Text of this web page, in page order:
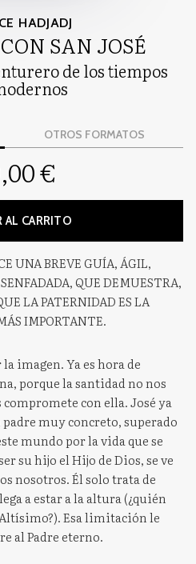
HADJADJ
SAN JOSÉ
de los tiempos
OTROS FORMATOS
€
AL CARRITO
UNA BREVE GUÍA, ÁGIL,
QUE DEMUESTRA,
LA PATERNIDAD ES LA
IMPORTANTE.
imagen. Ya es hora de
porque la santidad no nos
con ella. José ya
muy concreto, superado
mundo por la vida que se
su hijo el Hijo de Dios, se ve
nosotros. Él solo trata de
a estar a la altura (¿quién
Esa limitación le
al Padre eterno.